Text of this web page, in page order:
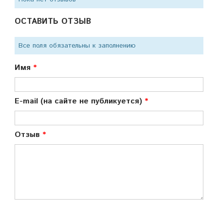
ОСТАВИТЬ ОТЗЫВ
Все поля обязательны к заполнению
Имя
E-mail (на сайте не публикуется)
Отзыв